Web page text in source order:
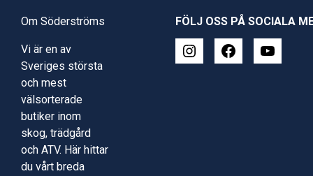
Om Söderströms
Vi är en av
Sveriges största
och mest
välsorterade
butiker inom
skog, trädgård
och ATV. Här hittar
du vårt breda
FÖLJ OSS PÅ SOCIALA